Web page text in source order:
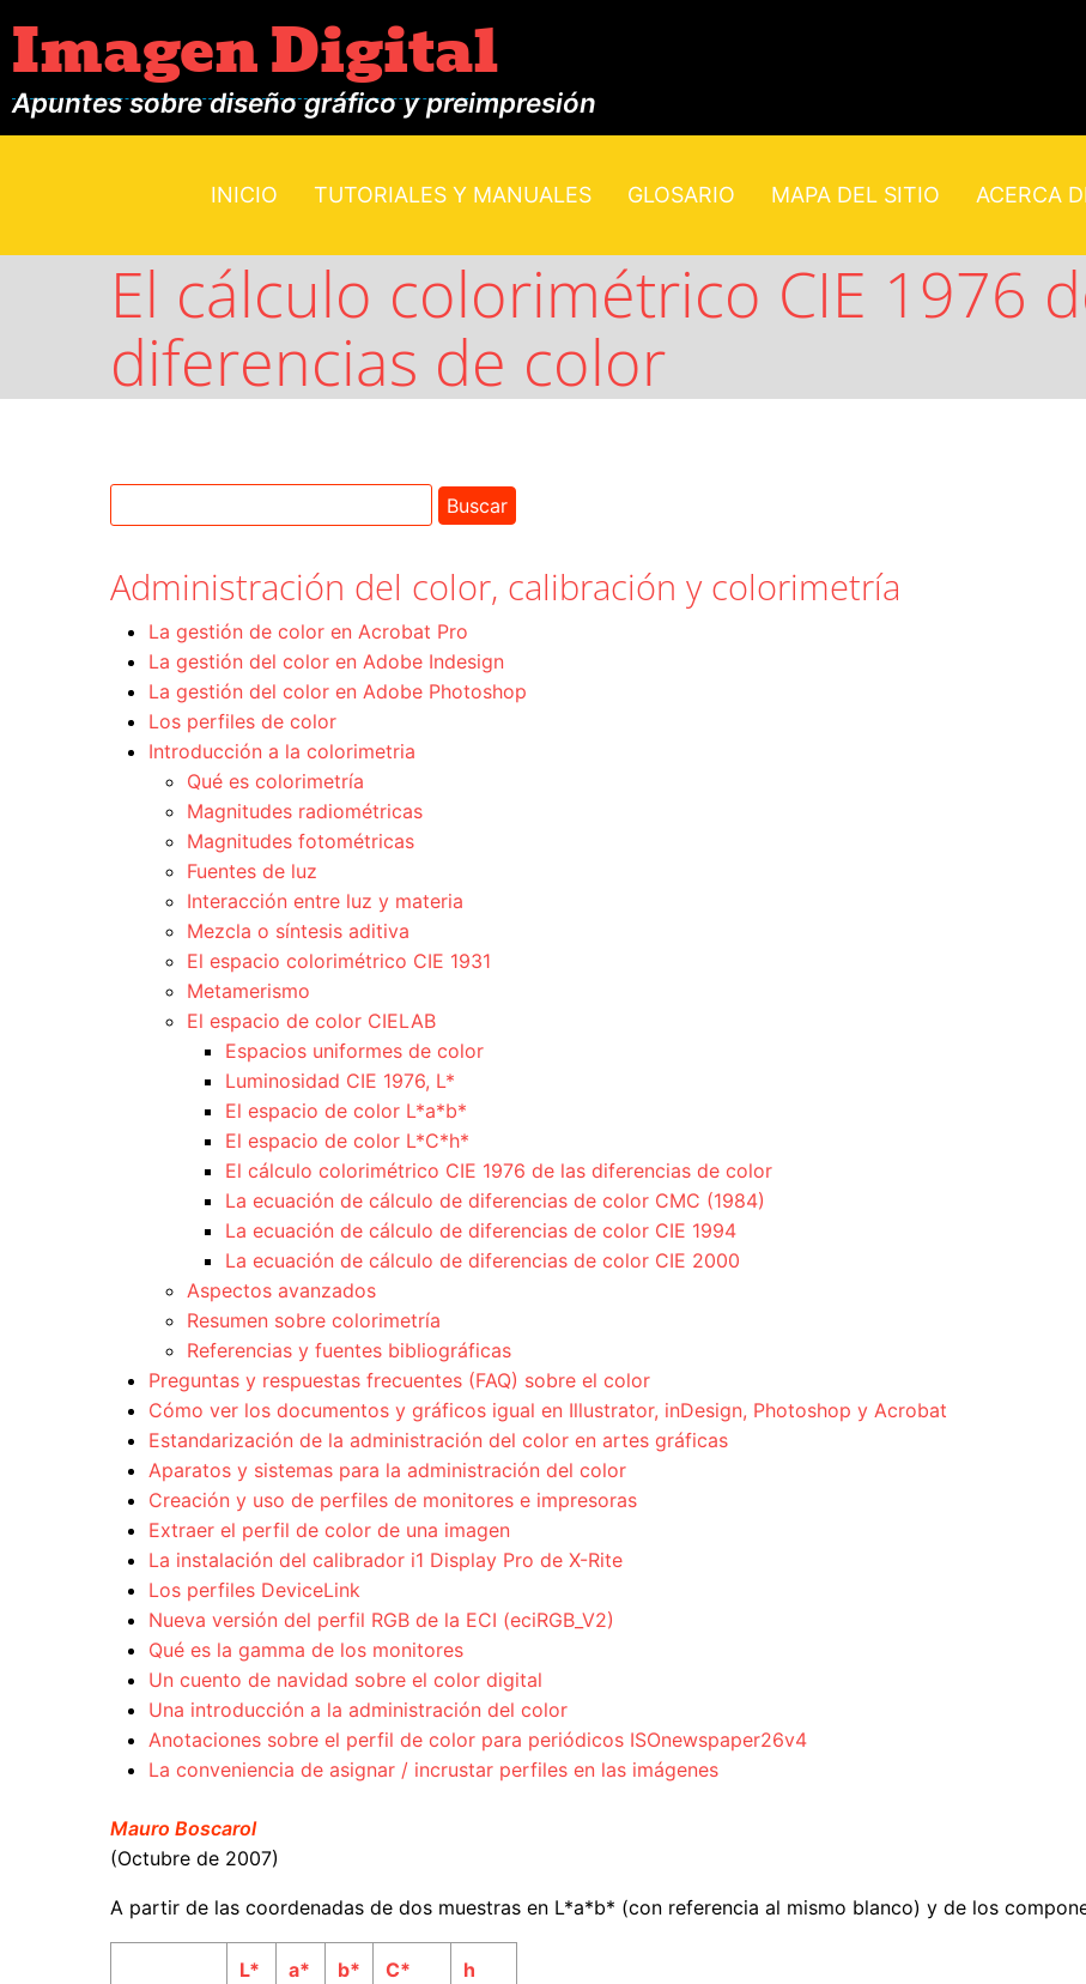
Imagen Digital
Apuntes sobre diseño gráfico y preimpresión
INICIO TUTORIALES Y MANUALES GLOSARIO MAPA DEL SITIO ACERCA
El cálculo colorimétrico CIE 1976
diferencias de color
Administración del color, calibración y colorimetría
La gestión de color en Acrobat Pro
La gestión del color en Adobe Indesign
La gestión del color en Adobe Photoshop
Los perfiles de color
Introducción a la colorimetria
Qué es colorimetría
Magnitudes radiométricas
Magnitudes fotométricas
Fuentes de luz
Interacción entre luz y materia
Mezcla o síntesis aditiva
El espacio colorimétrico CIE 1931
Metamerismo
El espacio de color CIELAB
Espacios uniformes de color
Luminosidad CIE 1976, L*
El espacio de color L*a*b*
El espacio de color L*C*h*
El cálculo colorimétrico CIE 1976 de las diferencias de color
La ecuación de cálculo de diferencias de color CMC (1984)
La ecuación de cálculo de diferencias de color CIE 1994
La ecuación de cálculo de diferencias de color CIE 2000
Aspectos avanzados
Resumen sobre colorimetría
Referencias y fuentes bibliográficas
Preguntas y respuestas frecuentes (FAQ) sobre el color
Cómo ver los documentos y gráficos igual en Illustrator, inDesign, Photoshop y Acrobat
Estandarización de la administración del color en artes gráficas
Aparatos y sistemas para la administración del color
Creación y uso de perfiles de monitores e impresoras
Extraer el perfil de color de una imagen
La instalación del calibrador i1 Display Pro de X-Rite
Los perfiles DeviceLink
Nueva versión del perfil RGB de la ECI (eciRGB_V2)
Qué es la gamma de los monitores
Un cuento de navidad sobre el color digital
Una introducción a la administración del color
Anotaciones sobre el perfil de color para periódicos ISOnewspaper26v4
La conveniencia de asignar / incrustar perfiles en las imágenes
Mauro Boscarol
(Octubre de 2007)
A partir de las coordenadas de dos muestras en L*a*b* (con referencia al mismo blanco) y de los
L* a* b* C* h